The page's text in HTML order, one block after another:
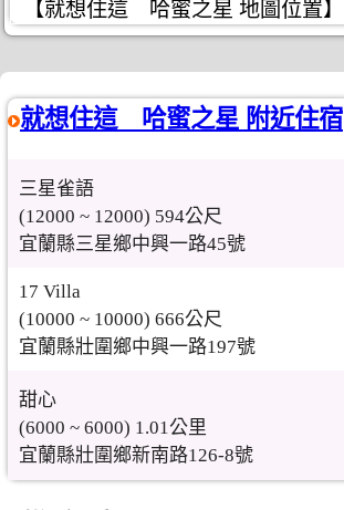
【就想住這 哈蜜之星 地圖位置】
就想住這 哈蜜之星 附近住宿
三星雀語
(12000 ~ 12000) 594公尺
宜蘭縣三星鄉中興一路45號
17 Villa
(10000 ~ 10000) 666公尺
宜蘭縣壯圍鄉中興一路197號
甜心
(6000 ~ 6000) 1.01公里
宜蘭縣壯圍鄉新南路126-8號